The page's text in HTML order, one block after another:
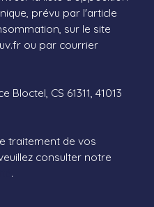
prévu par l'article
sur le site
ou par courrier
CS 61311, 41013
traitement de vos
consulter notre
.